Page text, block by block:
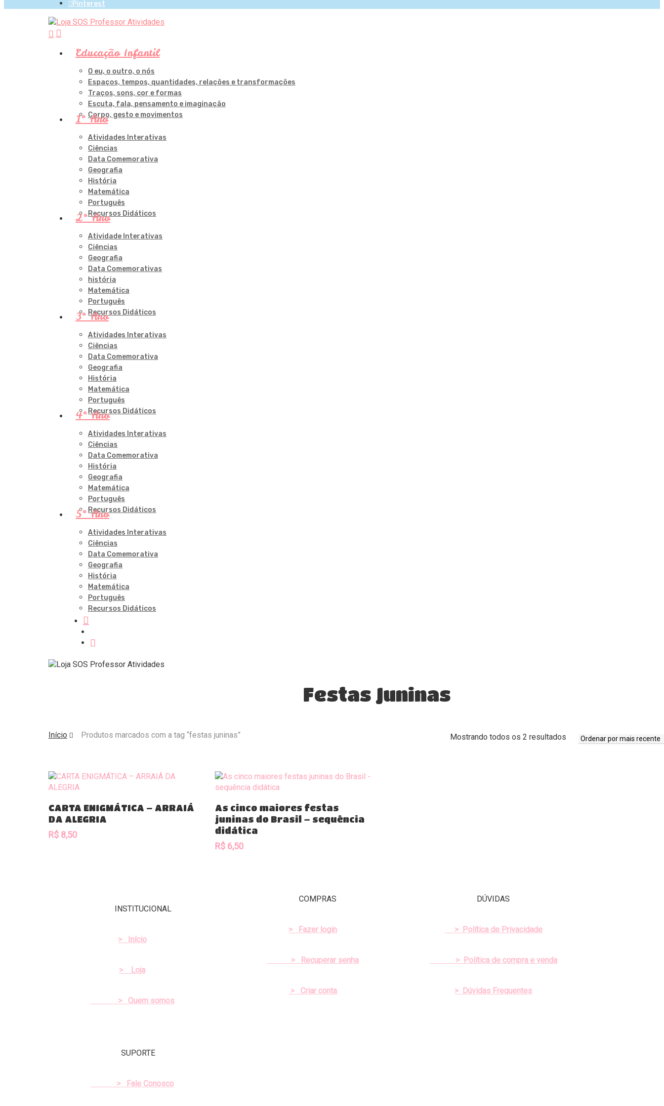
Pinterest
Aperte Enter para pesquisar ou ESC para fechar
procurar
account
Educação Infantil
O eu, o outro, o nós
Espaços, tempos, quantidades, relações e transformações
Traços, sons, cor e formas
Escuta, fala, pensamento e imaginação
Corpo, gesto e movimentos
1º Ano
Atividades Interativas
Ciências
Data Comemorativa
Geografia
História
Matemática
Português
Recursos Didáticos
2º Ano
Atividade Interativas
Ciências
Geografia
Data Comemorativas
história
Matemática
Português
Recursos Didáticos
3º Ano
Atividades Interativas
Ciências
Data Comemorativa
Geografia
História
Matemática
Português
Recursos Didáticos
4º Ano
Atividades Interativas
Ciências
Data Comemorativa
História
Geografia
Matemática
Português
Recursos Didáticos
5º Ano
Atividades Interativas
Ciências
Data Comemorativa
Geografia
História
Matemática
Português
Recursos Didáticos
Festas Juninas
Mostrando todos os 2 resultados Classificado
Início Produtos marcados com a tag “festas juninas”
Comprar
CARTA ENIGMÁTICA – ARRAIÁ
DA ALEGRIA
R$ 8,50
Comprar
As cinco maiores festas
juninas do Brasil – sequência
didática
R$6,50
INSTITUCIONAL
> Início
> Loja
> Quem somos
COMPRAS
> Fazer login
> Recuperar senha
> Criar conta
DÚVIDAS
> Política de Privacidade
> Política de compra e venda
> Dúvidas Frequentes
SUPORTE
> Fale Conosco